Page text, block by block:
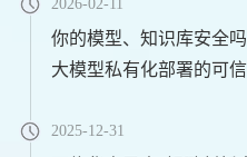
2026-02-11
你的模型、知识库安全
大模型私有化部署的可
2025-12-31